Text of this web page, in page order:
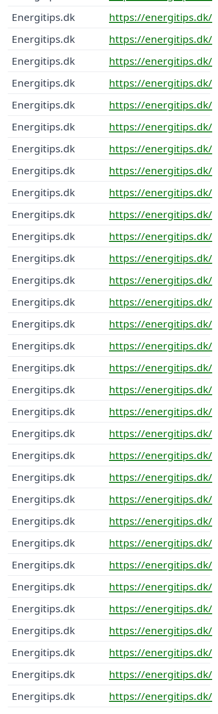
Energitips.dk
https://energitips.dk/
Energitips.dk
https://energitips.dk/
Energitips.dk
https://energitips.dk/
Energitips.dk
https://energitips.dk/
Energitips.dk
https://energitips.dk/
Energitips.dk
https://energitips.dk/
Energitips.dk
https://energitips.dk/
Energitips.dk
https://energitips.dk/
Energitips.dk
https://energitips.dk/
Energitips.dk
https://energitips.dk/
Energitips.dk
https://energitips.dk/
Energitips.dk
https://energitips.dk/
Energitips.dk
https://energitips.dk/
Energitips.dk
https://energitips.dk/
Energitips.dk
https://energitips.dk/
Energitips.dk
https://energitips.dk/
Energitips.dk
https://energitips.dk/
Energitips.dk
https://energitips.dk/
Energitips.dk
https://energitips.dk/
Energitips.dk
https://energitips.dk/
Energitips.dk
https://energitips.dk/
Energitips.dk
https://energitips.dk/
Energitips.dk
https://energitips.dk/
Energitips.dk
https://energitips.dk/
Energitips.dk
https://energitips.dk/
Energitips.dk
https://energitips.dk/
Energitips.dk
https://energitips.dk/
Energitips.dk
https://energitips.dk/
Energitips.dk
https://energitips.dk/
Energitips.dk
https://energitips.dk/
Energitips.dk
https://energitips.dk/
Energitips.dk
https://energitips.dk/